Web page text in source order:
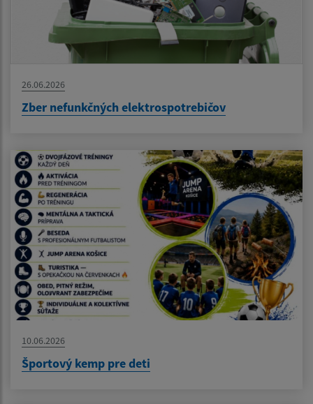
26.06.2026
Zber nefunkčných elektrospotrebičov
10.06.2026
Športový kemp pre deti